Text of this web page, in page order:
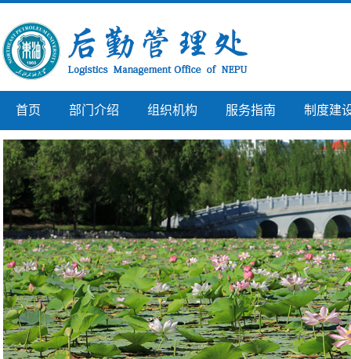
首页 部门介绍 组织机构 服务指南 制度建